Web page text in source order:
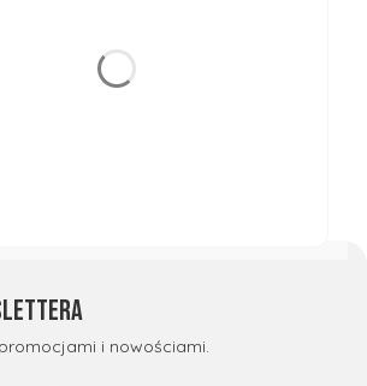
i nowościami.